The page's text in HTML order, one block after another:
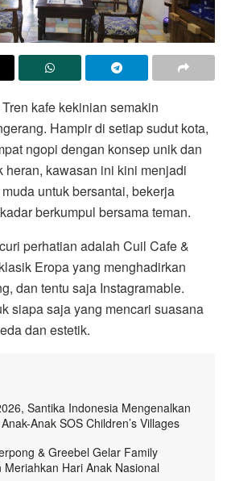
kafe kekinian semakin
Hampir di setiap sudut kota,
ngopi dengan konsep unik dan
heran, kawasan ini kini menjadi
untuk bersantai, bekerja
berkumpul bersama teman.
perhatian adalah Cuil Cafe &
Eropa yang menghadirkan
dan tentu saja Instagramable.
siapa saja yang mencari suasana
dan estetik.
Santika Indonesia Mengenalkan
Anak SOS Children’s Villages
& Greebel Gelar Family
Hari Anak Nasional